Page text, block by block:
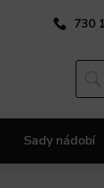
730
Sady nádobí